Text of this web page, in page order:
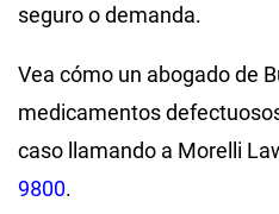
seguro o demanda.
Vea cómo un abogado de
medicamentos
caso llamando a Morelli
9800.